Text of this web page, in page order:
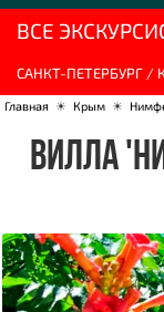
ВСЕ
САНКТ-ПЕТЕРБУРГ /
Главная ☀ Крым ☀
ВИЛЛА